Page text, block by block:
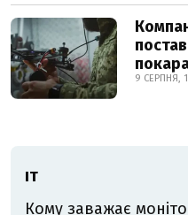
9 СЕРПНЯ,
ІТ
Кому заважає